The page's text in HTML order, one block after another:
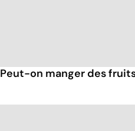
Peut-on manger des